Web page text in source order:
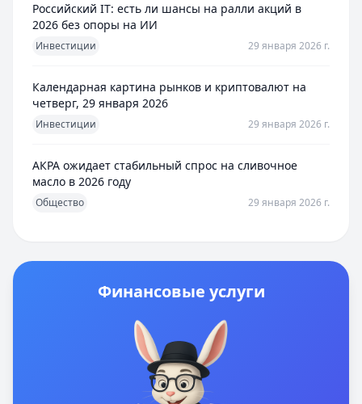
Российский IT: есть ли шансы на ралли акций в
2026 без опоры на ИИ
Инвестиции 29 января 2026 г.
Календарная картина рынков и криптовалют на
четверг, 29 января 2026
Инвестиции 29 января 2026 г.
АКРА ожидает стабильный спрос на сливочное
масло в 2026 году
Общество 29 января 2026 г.
Финансовые услуги